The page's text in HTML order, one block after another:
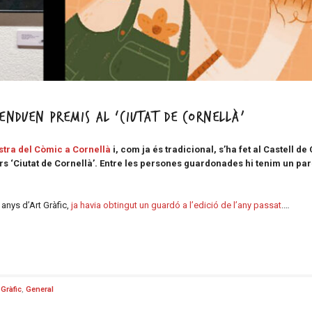
premis al ‘Ciutat de Cornellà’
del Còmic a Cornellà i, com ja és tradicional, s’ha fet al Castell de
de Cornellà’. Entre les persones guardonades hi tenim un
d’Art Gràfic, ja havia obtingut un guardó a l’edició de l’any passat.…
, General